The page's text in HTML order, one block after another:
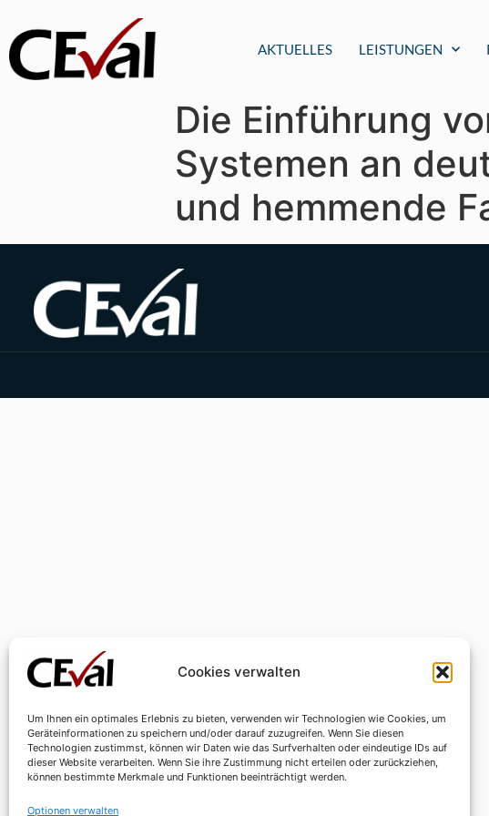
Cookies verwalten
Um Ihnen ein optimales Erlebnis zu bieten, verwenden wir Technologien wie Cookies, um
Geräteinformationen zu speichern und/oder darauf zuzugreifen. Wenn Sie diesen
Technologien zustimmst, können wir Daten wie das Surfverhalten oder eindeutige IDs auf
dieser Website verarbeiten. Wenn Sie ihre Zustimmung nicht erteilen oder zurückziehen,
können bestimmte Merkmale und Funktionen beeinträchtigt werden.
Optionen verwalten
AKTUELLES LEISTUNGEN
Die Einführung
Systemen an
und hemmende